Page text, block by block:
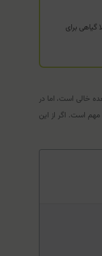
گیاهی برای
خالی است، اما در
است. اگر از این